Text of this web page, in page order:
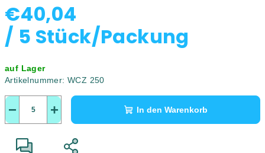
€40,04
/ 5 Stück/Packung
auf Lager
Artikelnummer: WCZ 250
+
− In den Warenkorb